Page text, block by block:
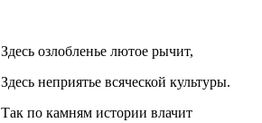
Здесь озлобленье лютое рычит,
Здесь неприятье всяческой культуры.
Так по камням истории влачит